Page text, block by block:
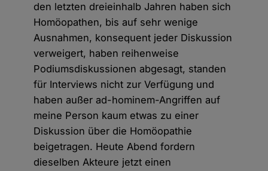
den letzten dreieinhalb Jahren haben sich
Homöopathen, bis auf sehr wenige
Ausnahmen, konsequent jeder Diskussion
verweigert, haben reihenweise
Podiumsdiskussionen abgesagt, standen
für Interviews nicht zur Verfügung und
haben außer ad-hominem-Angriffen auf
meine Person kaum etwas zu einer
Diskussion über die Homöopathie
beigetragen. Heute Abend fordern
dieselben Akteure jetzt einen